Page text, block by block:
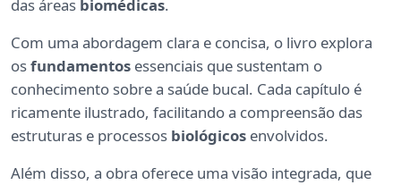
das áreas biomédicas.
Com uma abordagem clara e concisa, o livro explora
osfundamentos essenciais que sustentam o
conhecimento sobre a saúde bucal. Cada capítulo é
ricamente ilustrado, facilitando a compreensão das
estruturas e processos biológicos envolvidos.
Além disso, a obra oferece uma visão integrada, que